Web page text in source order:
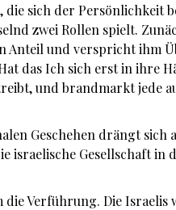
sich der Persönlichkeit
zwei Rollen spielt.
Anteil und verspricht ihm
das Ich sich erst in ihre
und brandmarkt jede
Geschehen drängt sich
israelische Gesellschaft
die Verführung. Die Israelis